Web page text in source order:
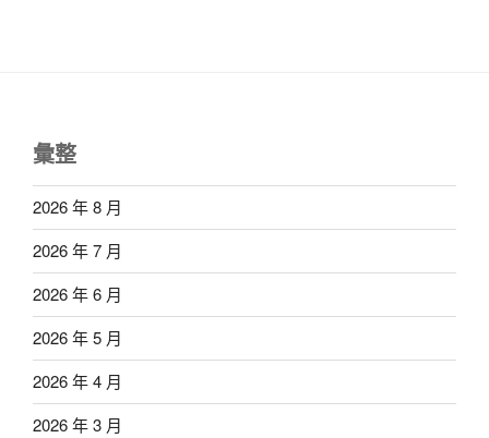
彙整
2026 年 8 月
2026 年 7 月
2026 年 6 月
2026 年 5 月
2026 年 4 月
2026 年 3 月